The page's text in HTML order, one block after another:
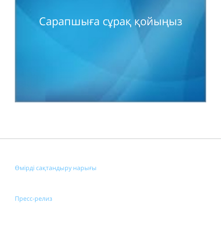
Сарапшыға сұрақ қойыңыз
Өмірді сақтандыру нарығы
Пресс-релиз